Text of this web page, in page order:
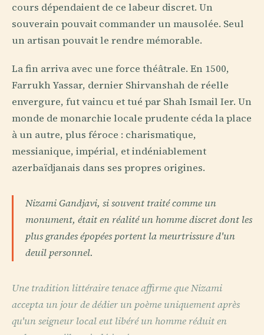
cours dépendaient de ce labeur discret. Un
souverain pouvait commander un mausolée. Seul
un artisan pouvait le rendre mémorable.
La fin arriva avec une force théâtrale. En 1500,
Farrukh Yassar, dernier Shirvanshah de réelle
envergure, fut vaincu et tué par Shah Ismail Ier. Un
monde de monarchie locale prudente céda la place
à un autre, plus féroce : charismatique,
messianique, impérial, et indéniablement
azerbaïdjanais dans ses propres origines.
Nizami Gandjavi, si souvent traité comme un
monument, était en réalité un homme discret dont les
plus grandes épopées portent la meurtrissure d'un
deuil personnel.
Une tradition littéraire tenace affirme que Nizami
accepta un jour de dédier un poème uniquement après
qu'un seigneur local eut libéré un homme réduit en